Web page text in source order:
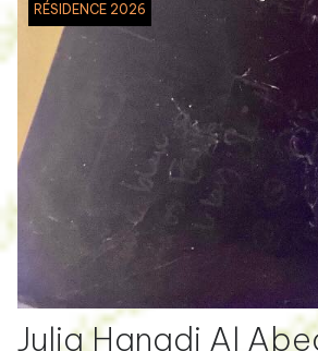
RÉSIDENCE 2026
Julia Hanadi Al